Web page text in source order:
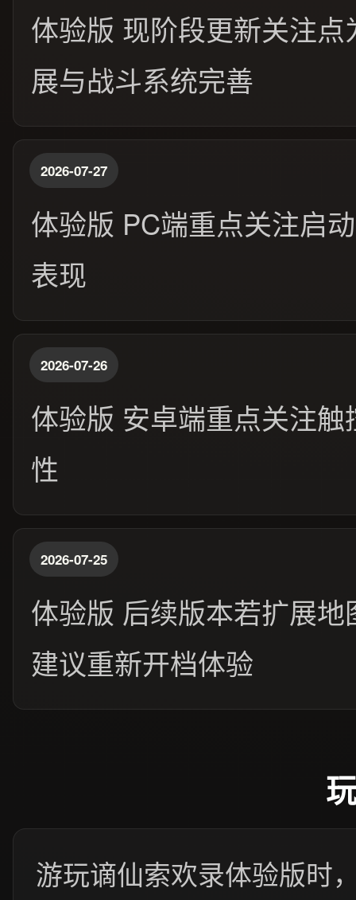
体验版 现阶段更新关注
展与战斗系统完善
2026-07-27
体验版 PC端重点关注启
表现
2026-07-26
体验版 安卓端重点关注
性
2026-07-25
体验版 后续版本若扩展
建议重新开档体验
游玩谪仙索欢录体验版时